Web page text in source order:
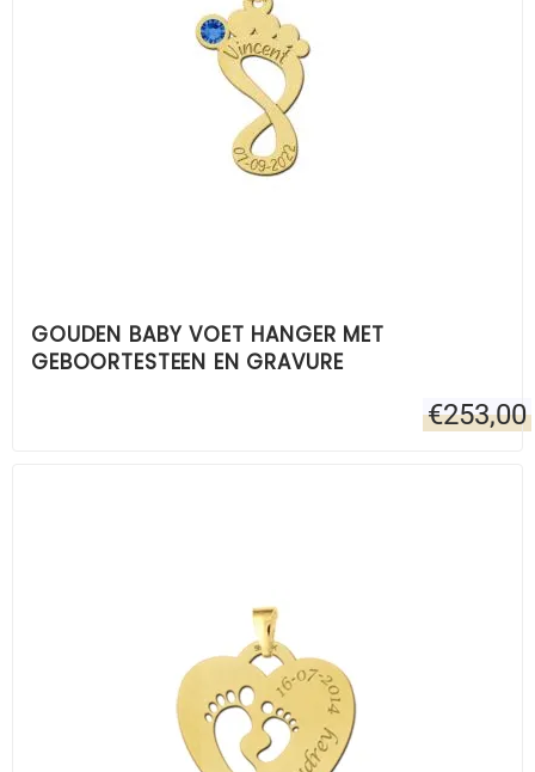
GOUDEN BABY VOET HANGER MET
GEBOORTESTEEN EN GRAVURE
€253,00